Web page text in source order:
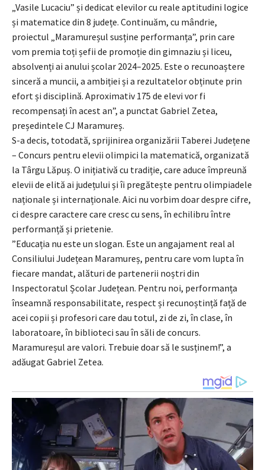
„Vasile Lucaciu” și dedicat elevilor cu reale aptitudini logice
și matematice din 8 județe. Continuăm, cu mândrie,
proiectul „Maramureșul susține performanța”, prin care
vom premia toți șefii de promoție din gimnaziu și liceu,
absolvenți ai anului școlar 2024–2025. Este o recunoaștere
sinceră a muncii, a ambiției și a rezultatelor obținute prin
efort și disciplină. Aproximativ 175 de elevi vor fi
recompensați în acest an”, a punctat Gabriel Zetea,
președintele CJ Maramureș.
S-a decis, totodată, sprijinirea organizării Taberei Județene
– Concurs pentru elevii olimpici la matematică, organizată
la Târgu Lăpuș. O inițiativă cu tradiție, care aduce împreună
elevii de elită ai județului și îi pregătește pentru olimpiadele
naționale și internaționale. Aici nu vorbim doar despre cifre,
ci despre caractere care cresc cu sens, în echilibru între
performanță și prietenie.
”Educația nu este un slogan. Este un angajament real al
Consiliului Județean Maramureș, pentru care vom lupta în
fiecare mandat, alături de partenerii noștri din
Inspectoratul Școlar Județean. Pentru noi, performanța
înseamnă responsabilitate, respect și recunoștință față de
acei copii și profesori care dau totul, zi de zi, în clase, în
laboratoare, în biblioteci sau în săli de concurs.
Maramureșul are valori. Trebuie doar să le susținem!”, a
adăugat Gabriel Zetea.